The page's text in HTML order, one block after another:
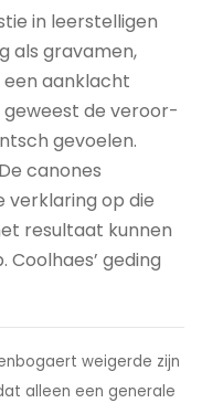
in leerstelligen
als gravamen,
aanklacht
geweest de veroor­
gevoelen.
canones
verklaring op die
resultaat kunnen
Coolhaes’ geding
weigerde zijn
alleen een generale